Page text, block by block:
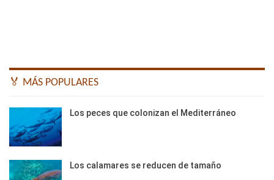
🏅 MÁS POPULARES
Los peces que colonizan el Mediterráneo
Los calamares se reducen de tamaño